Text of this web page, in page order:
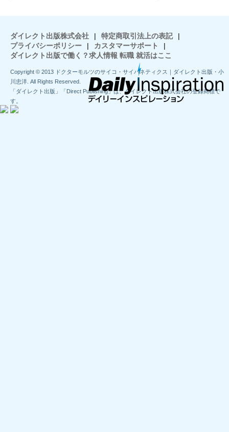
ダイレクト出版株式会社 | 特定商取引法上の表記
|
プライバシーポリシー
| カスタマーサポート
|
ダイレクト出版で働く？求人情報 転職 就活はここ
Copyright © 2013 ドクターモルツのサイコ・サイバネティクス｜ダイレクト出版・小
川忠洋. All Rights Reserved.
「ダイレクト出版」「Direct Publishing」は、ダイレクト出版株式会社の登録商標で
す。